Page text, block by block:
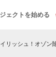
ェクトを始める
リッシュ！オゾン